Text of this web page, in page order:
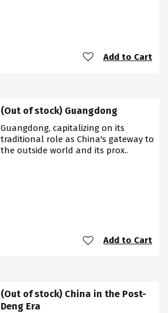
Add to Cart
(Out of stock) Guangdong
Guangdong, capitalizing on its
traditional role as China's gateway to
the outside world and its prox..
Add to Cart
(Out of stock) China in the Post-
Deng Era